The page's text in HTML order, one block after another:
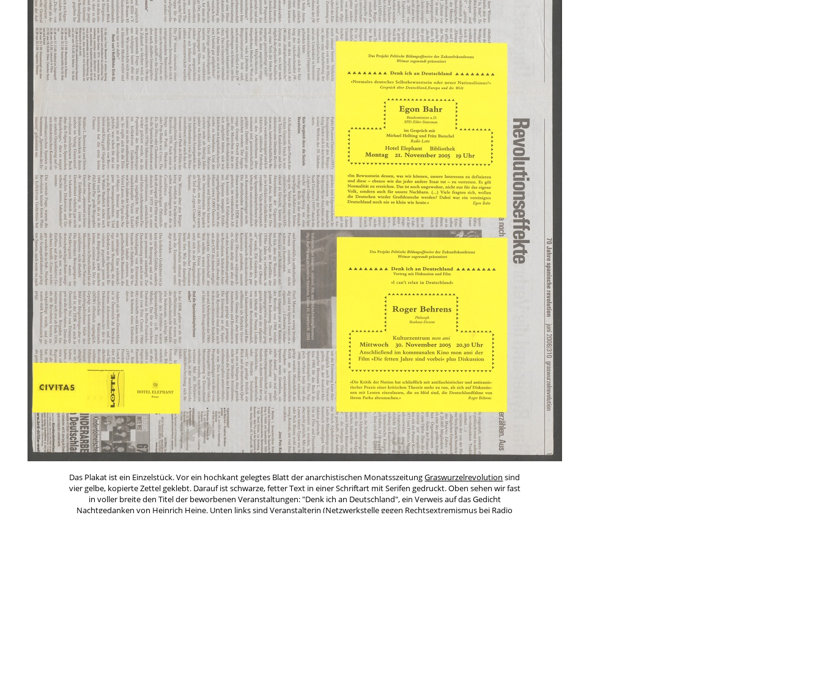
Das Plakat ist ein Einzelstück. Vor ein hochkant gelegtes Blatt der anarchistischen MonatsszeitungGraswurzelrevolution sind
vier gelbe, kopierte Zettel geklebt. Darauf ist schwarze, fetter Text in einer Schriftart mit Serifen gedruckt. Oben sehen wir fast
in voller breite den Titel der beworbenen Veranstaltungen: "Denk ich an Deutschland", ein Verweis auf das Gedicht
Nachtgedanken von Heinrich Heine. Unten links sind Veranstalterin (Netzwerkstelle gegen Rechtsextremismus bei Radio